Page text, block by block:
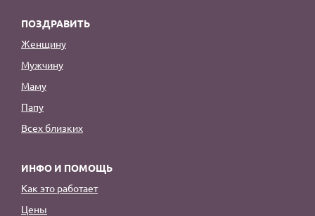
ПОЗДРАВИТЬ
Женщину
Мужчину
Маму
Папу
Всех близких
ИНФО И ПОМОЩЬ
Как это работает
Цены